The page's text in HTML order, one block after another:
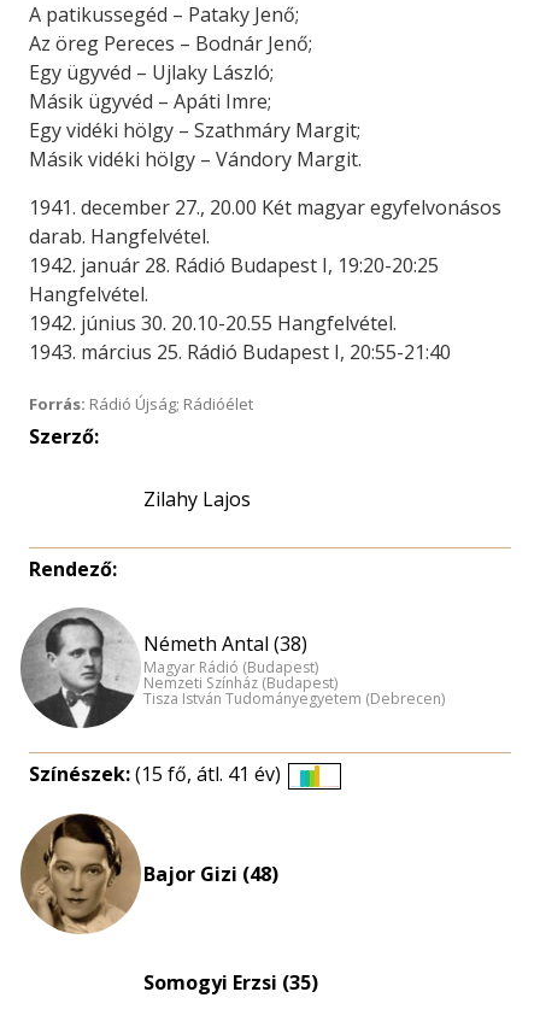
A patikussegéd – Pataky Jenő;
Az öreg Pereces – Bodnár Jenő;
Egy ügyvéd – Ujlaky László;
Másik ügyvéd – Apáti Imre;
Egy vidéki hölgy – Szathmáry Margit;
Másik vidéki hölgy – Vándory Margit.
1941. december 27., 20.00 Két magyar egyfelvonásos
darab. Hangfelvétel.
1942. január 28. Rádió Budapest I, 19:20-20:25
Hangfelvétel.
1942. június 30. 20.10-20.55 Hangfelvétel.
1943. március 25. Rádió Budapest I, 20:55-21:40
Forrás: Rádió Újság; Rádióélet
Szerző:
Zilahy Lajos
Rendező:
Németh Antal (38)
Magyar Rádió (Budapest)
Nemzeti Színház (Budapest)
Tisza István Tudományegyetem (Debrecen)
Színészek:(15 fő, átl. 41 év)
Bajor Gizi (48)
Somogyi Erzsi (35)